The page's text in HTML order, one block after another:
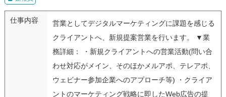
仕事内容
営業としてデジタルマーケティングに課題を感じる
クライアントへ、新規提案営業を行います。 ▼業
務詳細： ・新規クライアントへの営業活動(問い合
わせ対応がメイン、そのほかメルアポ、テレアポ、
ウェビナー参加企業へのアプローチ等) ・クライア
ントのマーケティング戦略に即したWeb広告の提